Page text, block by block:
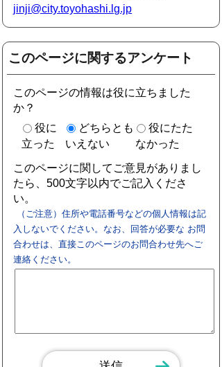
jinji@city.toyohashi.lg.jp
このページに関するアンケート
このページの情報は役に立ちました
か？
役に
立った
どちらとも
いえない
役にたた
なかった
このページに関してご意見がありまし
たら、500文字以内でご記入くださ
い。
（ご注意）住所や電話番号などの個人情報は記
入しないでください。なお、回答が必要な お問
合わせは、直接このページのお問合わせ先へご
連絡ください。